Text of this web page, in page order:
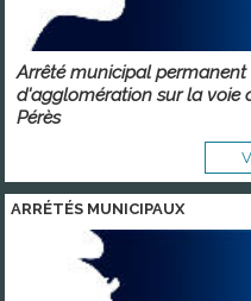
Arrêté municipal
d'agglomération sur la voie
Pérès
ARRÉTÉS MUNICIPAUX